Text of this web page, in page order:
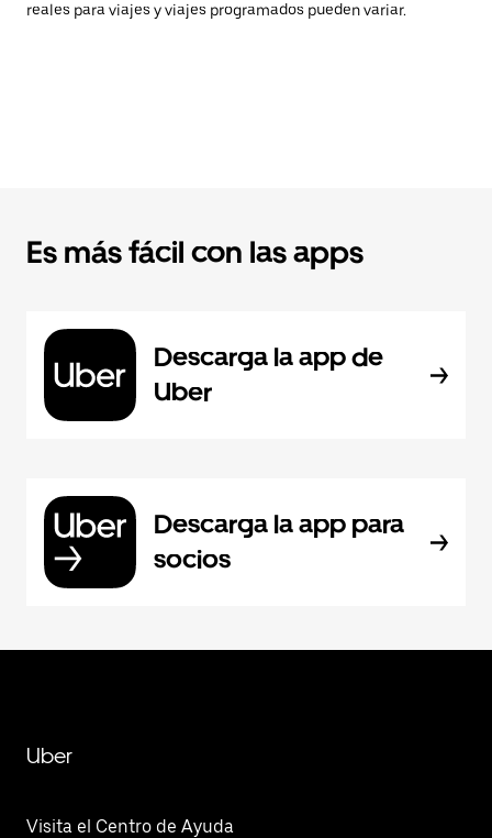
reales para viajes y viajes programados pueden variar.
Es más fácil con las apps
Descarga la app de
Uber
Descarga la app para
socios
Uber
Visita el Centro de Ayuda